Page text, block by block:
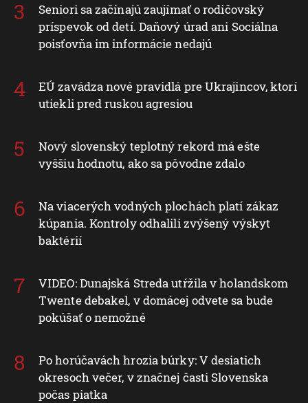
Seniori sa začínajú zaujímať o rodičovský
príspevok od detí. Daňový úrad ani Sociálna
poisťovňa im informácie nedajú
EÚ zavádza nové pravidlá pre Ukrajincov, ktorí
utiekli pred ruskou agresiou
Nový slovenský teplotný rekord má ešte
vyššiu hodnotu, ako sa pôvodne zdalo
Na viacerých vodných plochách platí zákaz
kúpania. Kontroly odhalili zvýšený výskyt
baktérií
VIDEO: Dunajská Streda utŕžila v holandskom
Twente debakel, v domácej odvete sa bude
pokúšať o nemožné
Po horúčavách hrozia búrky: V desiatich
okresoch večer, v značnej časti Slovenska
počas piatka